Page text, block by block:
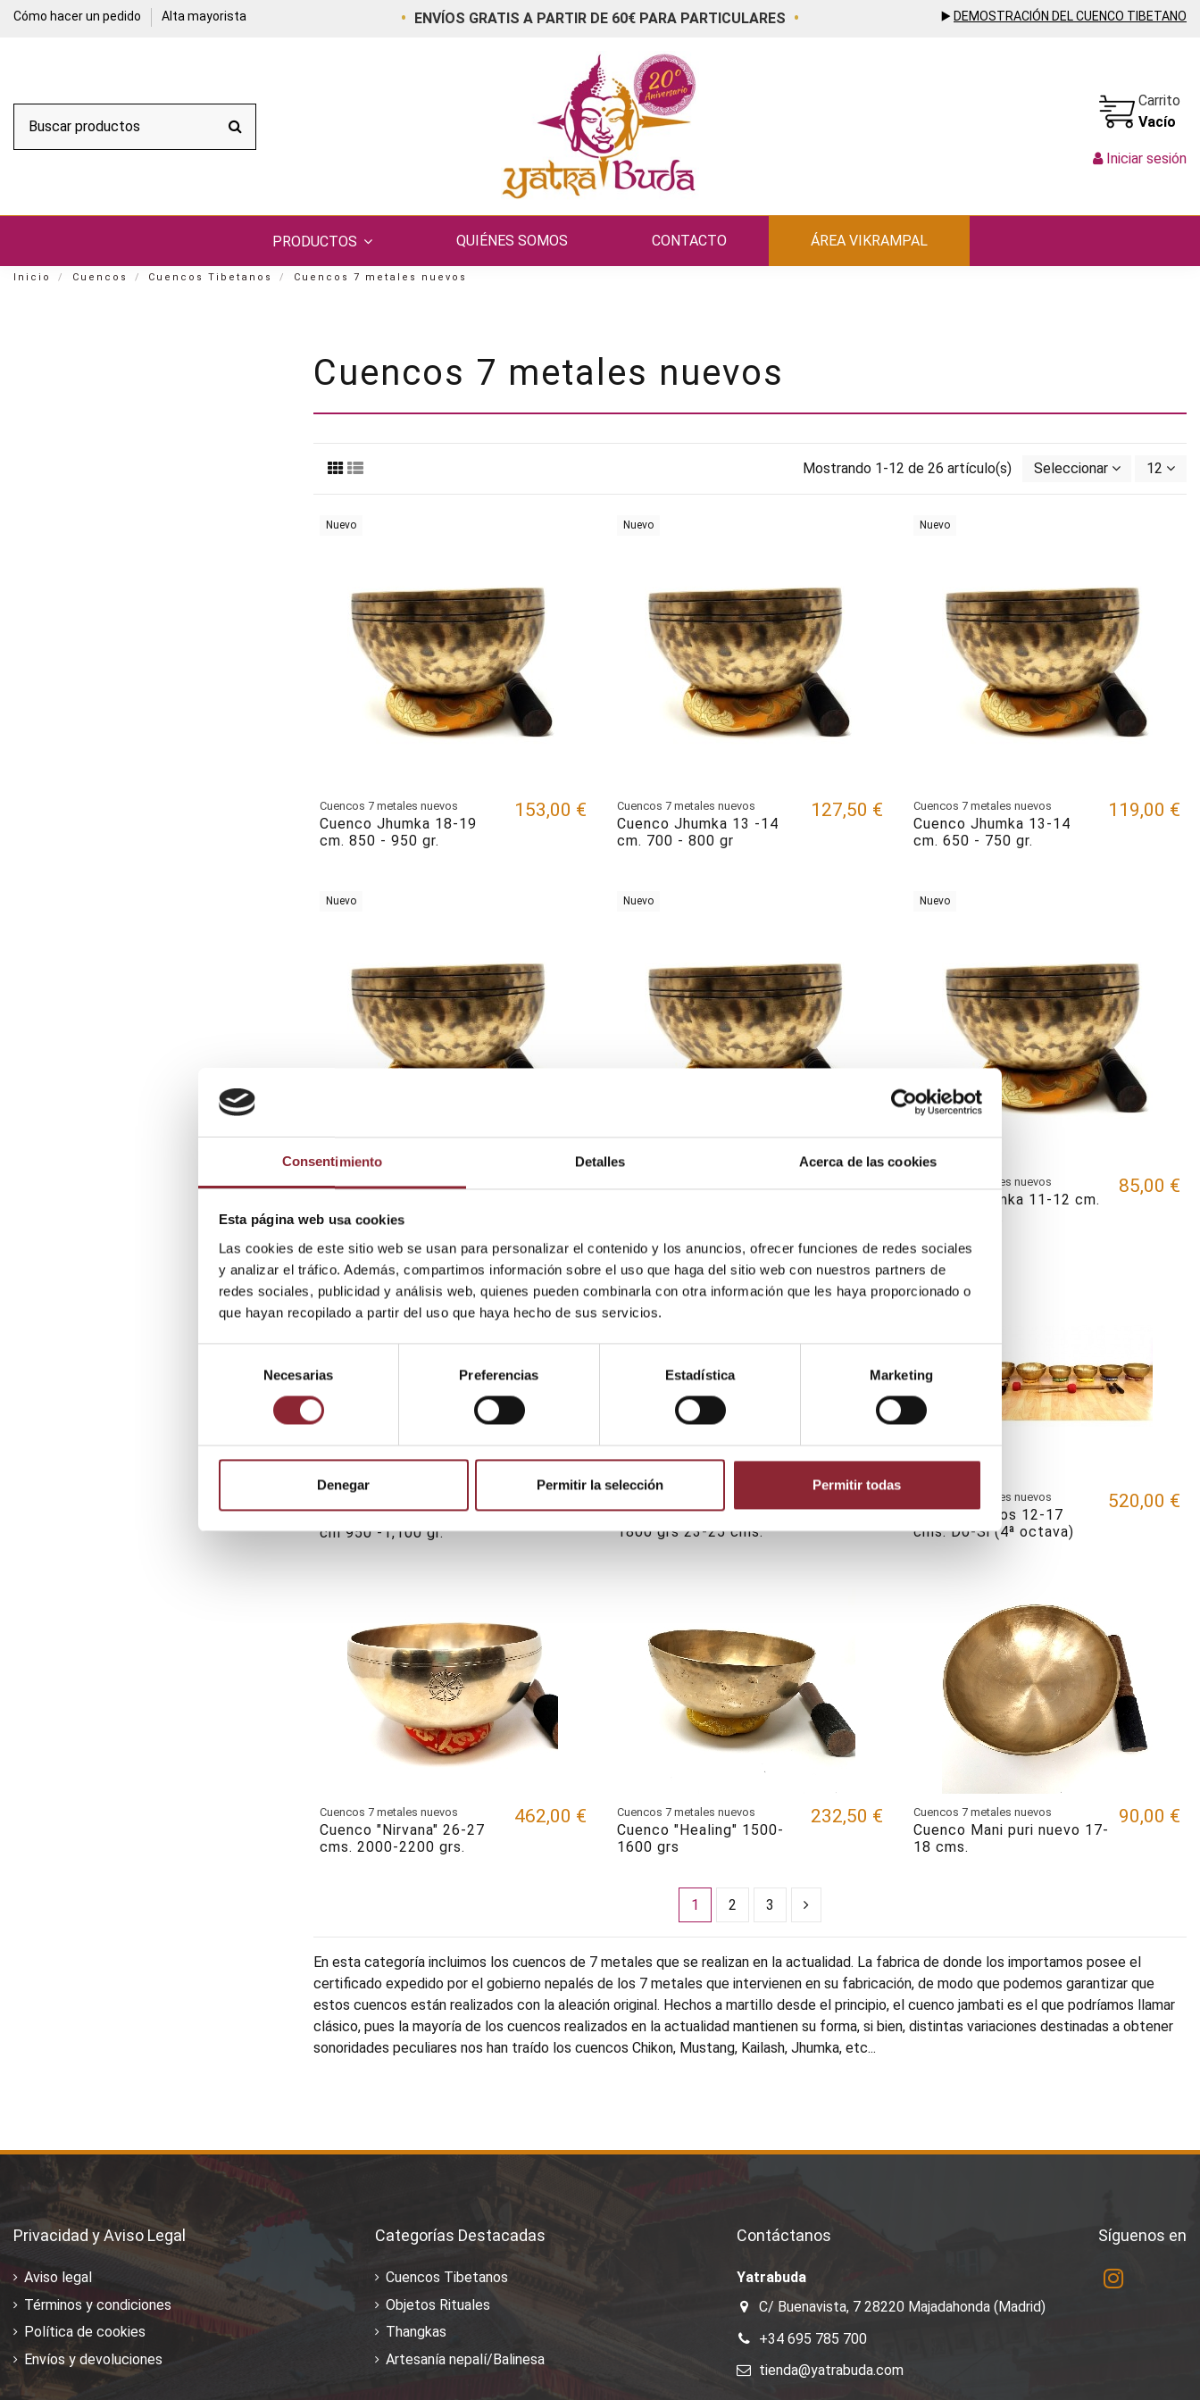
Consentimiento Detalles Acerca de las cookies
Esta página web usa cookies
Las cookies de este sitio web se usan para personalizar el contenido y los anuncios, ofrecer funciones de redes sociales
y analizar el tráfico. Además, compartimos información sobre el uso que haga del sitio web con nuestros partners de
redes sociales, publicidad y análisis web, quienes pueden combinarla con otra información que les haya proporcionado o
que hayan recopilado a partir del uso que haya hecho de sus servicios.
consentimiento
Necesarias Preferencias Estadística Marketing
Denegar Permitir la selección Permitir todas
Cómo hacer un pedido Alta mayorista • ENVÍOS GRATIS A PARTIR DE 60€ PARA PARTICULARES • ▶️ DEMOSTRACIÓN DEL CUENCO TIBETANO
Carrito
Vacío
Iniciar sesión
PRODUCTOS QUIÉNES SOMOS CONTACTO ÁREA VIKRAMPAL
Inicio Cuencos Cuencos Tibetanos Cuencos 7 metales nuevos
Cuencos 7 metales nuevos
Mostrando 1-12 de 26 artículo(s) Seleccionar 12
Nuevo
Cuencos 7 metales nuevos
Cuenco Jhumka 18-19
cm. 850 - 950 gr.
153,00 €
Nuevo
Cuencos 7 metales nuevos
Cuenco Jhumka 13 -14
cm. 700 - 800 gr
127,50 €
Nuevo
Cuencos 7 metales nuevos
Cuenco Jhumka 13-14
cm. 650 - 750 gr.
119,00 €
Nuevo
cm. 600 - 700 gr.
110,50 €
Nuevo
102,00 €
Nuevo
Cuencos 7 metales nuevos
Cuenco Jhumka 11-12 cm.
85,00 €
Cuenco Jhumka 17 -18
cm 950 -1,100 gr.
Cuenco "Healing" 1600-
1800 grs 23-25 cms.
Cuencos 7 metales nuevos
Set 7 cuencos 12-17
cms. Do-Si (4ª octava)
520,00 €
Cuencos 7 metales nuevos
Cuenco "Nirvana" 26-27
cms. 2000-2200 grs.
462,00 € Cuencos 7 metales nuevos
Cuenco "Healing" 1500-
1600 grs
232,50 € Cuencos 7 metales nuevos
Cuenco Mani puri nuevo 17-
18 cms.
90,00 €
1 2 3
En esta categoría incluimos los cuencos de 7 metales que se realizan en la actualidad. La fabrica de donde los importamos posee el
certificado expedido por el gobierno nepalés de los 7 metales que intervienen en su fabricación, de modo que podemos garantizar que
estos cuencos están realizados con la aleación original. Hechos a martillo desde el principio, el cuenco jambati es el que podríamos llamar
clásico, pues la mayoría de los cuencos realizados en la actualidad mantienen su forma, si bien, distintas variaciones destinadas a obtener
sonoridades peculiares nos han traído los cuencos Chikon, Mustang, Kailash, Jhumka, etc...
Privacidad y Aviso Legal
Aviso legal
Términos y condiciones
Política de cookies
Envíos y devoluciones
Categorías Destacadas
Cuencos Tibetanos
Objetos Rituales
Thangkas
Artesanía nepalí/Balinesa
Contáctanos
Yatrabuda
C/ Buenavista, 7 28220 Majadahonda (Madrid)
+34 695 785 700
tienda@yatrabuda.com
Síguenos en